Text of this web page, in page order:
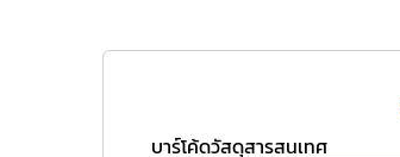
บาร์โค้ดวัสดุสารสนเทศ